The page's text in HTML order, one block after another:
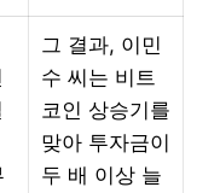
그 결과, 이민
수 씨는 비트
코인 상승기를
맞아 투자금이
두 배 이상 늘